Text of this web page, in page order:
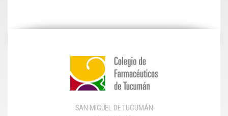
SAN MIGUEL DE TUCUMÁN